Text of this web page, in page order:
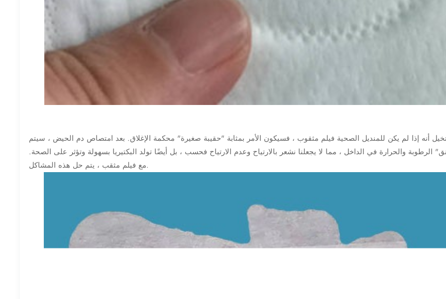
أنه إذا لم يكن للمنديل الصحية فيلم مثقوب ، فسيكون الأمر بمثابة "حقيبة صغيرة" محكمة الإغلاق. بعد امتصاص دم الحيض ، سيتم
الرطوبة والحرارة في الداخل ، مما لا يجعلنا نشعر بالارتياح وعدم الارتياح فحسب ، بل أيضًا تولد البكتيريا بسهولة وتؤثر على الصحة.
مع فيلم مثقب ، يتم حل هذه المشاكل.